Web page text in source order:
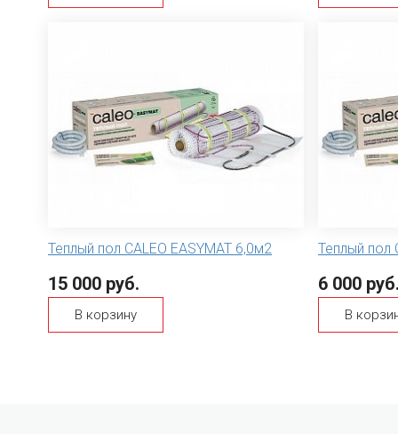
Теплый пол CALEO EASYMAT 6,0м2
15 000 руб.
В корзину
Теплый пол
6 000 руб.
В